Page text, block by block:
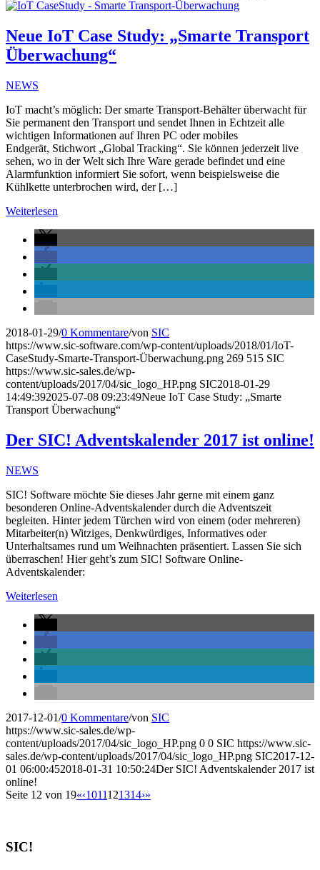
Neue IoT Case Study: „Smarte Transport
Überwachung“
NEWS
IoT macht’s möglich: Der smarte Transport-Behälter überwacht für
Sie permanent den Transport und sendet Ihnen in Echtzeit alle
wichtigen Informationen auf Ihren PC oder mobiles
Endgerät, Stichwort „Global Tracking“. Sie können jederzeit live
sehen, wo in der Welt sich Ihre Ware gerade befindet und eine
Alarmfunktion informiert Sie sofort, wenn beispielsweise die
Kühlkette unterbrochen wird, der […]
Weiterlesen
2018-01-29/0 Kommentare/von SIC
https://www.sic-software.com/wp-content/uploads/2018/01/IoT-
CaseStudy-Smarte-Transport-Überwachung.png 269 515 SIC
https://www.sic-sales.de/wp-
content/uploads/2017/04/sic_logo_HP.png SIC2018-01-29
14:49:392025-07-08 09:23:49Neue IoT Case Study: „Smarte
Transport Überwachung“
Der SIC! Adventskalender 2017 ist online!
NEWS
SIC! Software möchte Sie dieses Jahr gerne mit einem ganz
besonderen Online-Adventskalender durch die Adventszeit
begleiten. Hinter jedem Türchen wird von einem (oder mehreren)
Mitarbeiter(n) Witziges, Denkwürdiges, Informatives oder
Unterhaltsames rund um Weihnachten präsentiert. Lassen Sie sich
überraschen! Hier geht’s zum SIC! Software Online-
Adventskalender:
Weiterlesen
2017-12-01/0 Kommentare/von SIC
https://www.sic-sales.de/wp-
content/uploads/2017/04/sic_logo_HP.png 0 0 SIC https://www.sic-
sales.de/wp-content/uploads/2017/04/sic_logo_HP.png SIC2017-12-
01 06:00:452018-01-31 10:50:24Der SIC! Adventskalender 2017 ist
online!
Seite 12 von 19«‹1011121314›»
SIC!